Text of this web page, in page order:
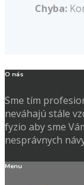
Chyba:
O nás
Sme tím
neváhajú stále
fyzio aby sme
nesprávnych
Menu